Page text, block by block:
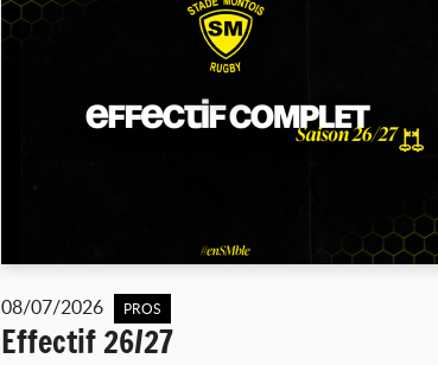
08/07/2026 PROS
Effectif 26/27